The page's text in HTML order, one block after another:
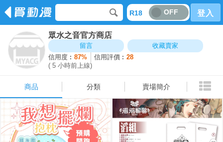
R18 OFF 登入
眾水之音官方商店
留言
收藏賣家
信用度︰87% 信用評價︰28
( 5 小時前上線)
商品 分類 賣場簡介
商品 分類